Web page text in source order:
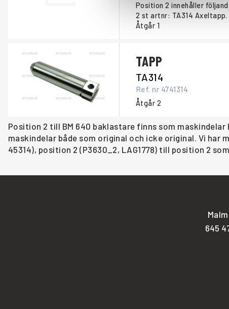
Position 2 innehåller
2 st artnr: TA314 Axeltapp.
Åtgår 1
TAPP
TA314
Ref. nr 4741314
Åtgår 2
Position 2 till BM 640 baklastare finns som
maskindelar både som original och icke original. Vi har
45314), position 2 (P3630_2, LAG1778) till position 2
645